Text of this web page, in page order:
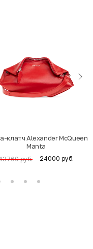
клатч Alexander McQueen
Manta
руб. 24000 руб.